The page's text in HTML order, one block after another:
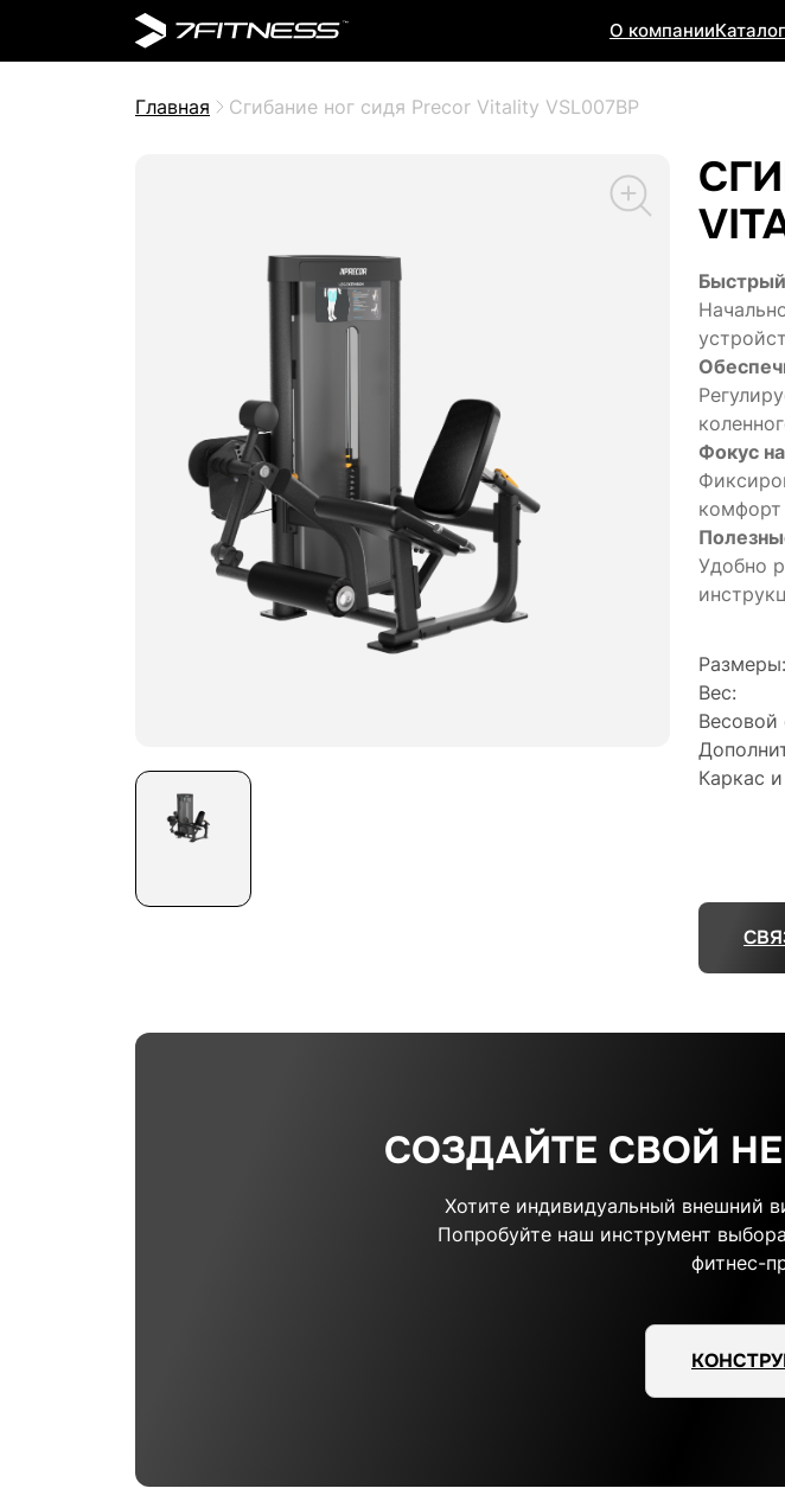
О компанииКаталог
Главная Сгибание ног сидя Precor Vitality VSL007BP
Фокус
Удобно
Размеры:
Вес:
Весовой
Каркас
СОЗДАЙТЕ СВОЙ
Хотите индивидуальный внешний
Попробуйте наш инструмент
фитнес-